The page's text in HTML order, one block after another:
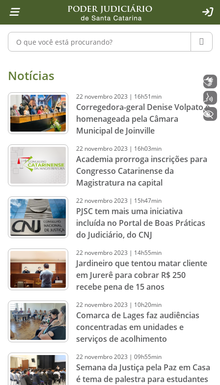
1 Ir para o conteúdo
2 Ir para a ferramenta de acessibilidade - Rybená
4 Ir para o menu principal
5 Ir para a pesquisa
6 Ir para o rodapé
7 Ir para a página inicial
Pesquisar no portal
Notícias - Imprensa - Poder
Notícias
22 novembro2023 | 16h51min
Corregedora-geral Denise Volpato é
homenageada pela Câmara
Municipal de Joinville
22 novembro2023 | 16h03min
Academia prorroga inscrições para
Congresso Catarinense da
Magistratura na capital
22 novembro2023 | 15h47min
PJSC tem mais uma iniciativa
incluída no Portal de Boas Práticas
do Judiciário, do CNJ
22 novembro2023 | 14h55min
Jardineiro que tentou matar cliente
em Jurerê para cobrar R$ 250
recebe pena de 15 anos
22 novembro2023 | 10h20min
Comarca de Lages faz audiências
concentradas em unidades e
serviços de acolhimento
22 novembro2023 | 09h55min
Semana da Justiça pela Paz em Casa
é tema de palestra para estudantes
+ Acessibilidade